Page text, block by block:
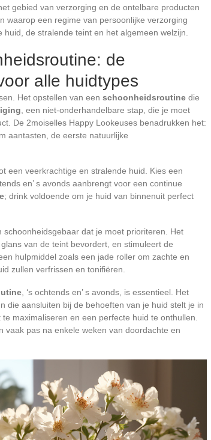
gebied van verzorging en de ontelbare producten
waarop een regime van persoonlijke verzorging
de stralende teint en het algemeen welzijn.
de
alle huidtypes
Het opstellen van een schoonheidsroutine die
, een niet-onderhandelbare stap, die je moet
De 2moiselles Happy Lookeuses benadrukken het:
aantasten, de eerste natuurlijke
een veerkrachtige en stralende huid. Kies een
en’ s avonds aanbrengt voor een continue
; drink voldoende om je huid van binnenuit perfect
schoonheidsgebaar dat je moet prioriteren. Het
van de teint bevordert, en stimuleert de
hulpmiddel zoals een jade roller om zachte en
zullen verfrissen en tonifiëren.
, ‘s ochtends en’ s avonds, is essentieel. Het
die aansluiten bij de behoeften van je huid stelt je in
maximaliseren en een perfecte huid te onthullen.
pas na enkele weken van doordachte en